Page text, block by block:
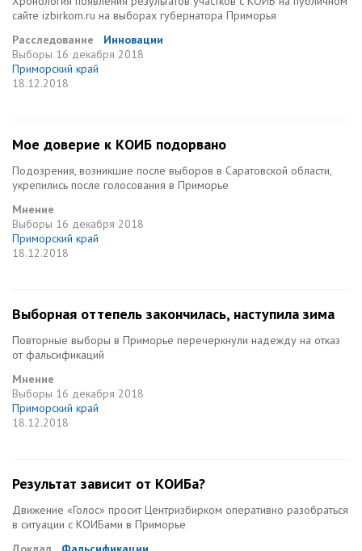
сайте izbirkom.ru на выборах губернатора Приморья
Расследование
Инновации
Выборы 16 декабря 2018
Приморский край
18.12.2018
Мое доверие к КОИБ подорвано
Подозрения, возникшие после выборов в Саратовской области,
укрепились после голосования в Приморье
Мнение
Выборы 16 декабря 2018
Приморский край
18.12.2018
Выборная оттепель закончилась, наступила зима
Повторные выборы в Приморье перечеркнули надежду на отказ
от фальсификаций
Мнение
Выборы 16 декабря 2018
Приморский край
18.12.2018
Результат зависит от КОИБа?
Движение «Голос» просит Центризбирком оперативно разобраться
в ситуации с КОИБами в Приморье